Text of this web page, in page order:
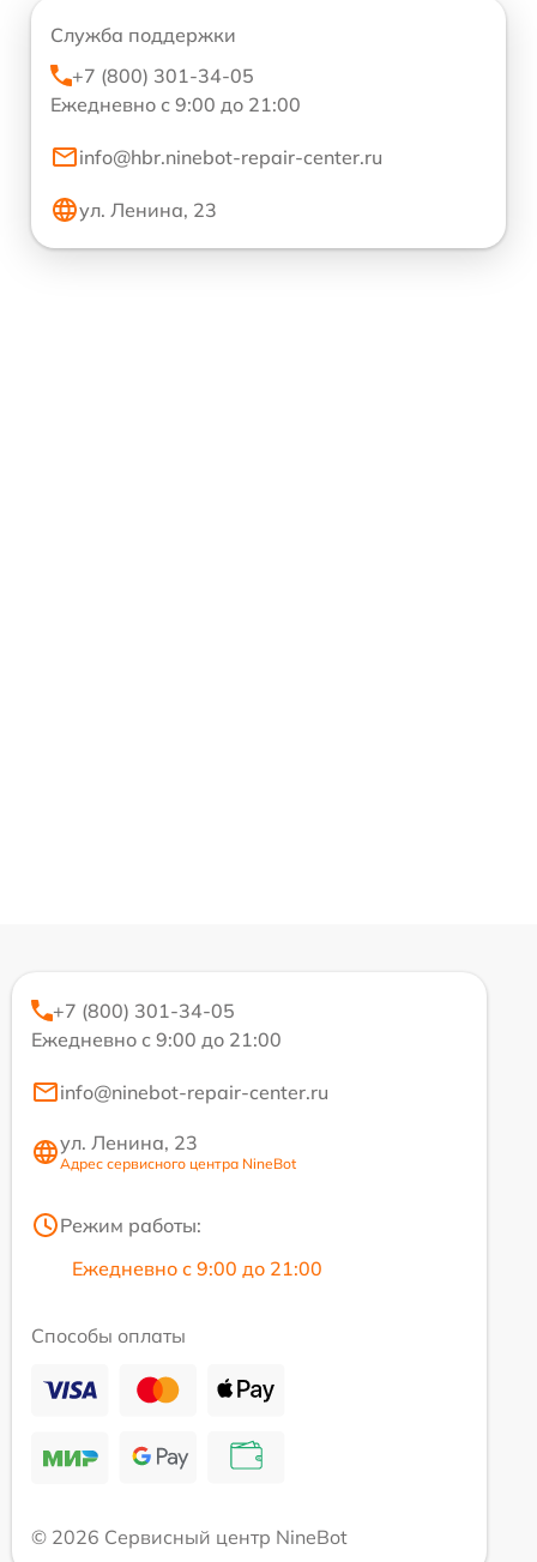
Служба поддержки
+7 (800) 301-34-05
Ежедневно с 9:00 до 21:00
info@hbr.ninebot-repair-center.ru
ул. Ленина, 23
+7 (800) 301-34-05
Ежедневно с 9:00 до 21:00
info@ninebot-repair-center.ru
ул. Ленина, 23
Адрес сервисного центра NineBot
Режим работы:
Ежедневно с 9:00 до 21:00
Способы оплаты
© 2026 Сервисный центр NineBot